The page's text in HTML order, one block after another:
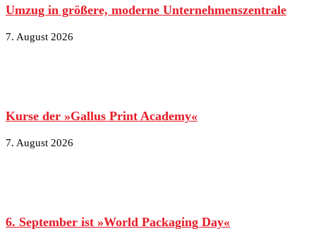
Umzug in größere, moderne Unternehmenszentrale
7. August 2026
Kurse der »Gallus Print Academy«
7. August 2026
6. September ist »World Packaging Day«